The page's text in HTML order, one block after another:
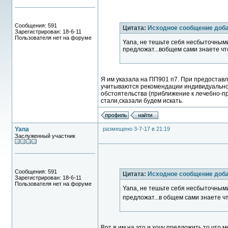
Сообщения: 591
Зарегистрирован: 18-6-11
Пользователя нет на форуме
Цитата: Исходное сообщение
Yana, не тешьте себя
предложат...вобщем сами знаете
Я им указала на ПП901 п7. При
учитываются рекомендации
обстоятельства (приближение к лечебно-
стали,сказали будем искать.
Yana
Заслуженный участник
Сообщения: 591
Зарегистрирован: 18-6-11
Пользователя нет на форуме
размещено 3-7-17 в 21:19
Цитата: Исходное сообщение
Yana, не тешьте себя
предложат...в общем сами знаете